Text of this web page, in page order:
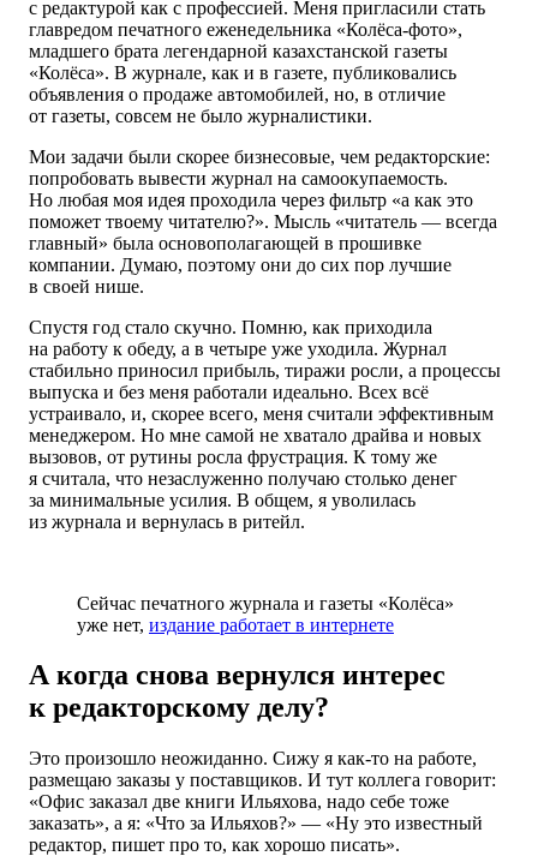
с редактурой как с профессией. Меня пригласили стать
главредом печатного еженедельника «Колёса-фото»,
младшего брата легендарной казахстанской газеты
«Колёса». В журнале, как и в газете, публиковались
объявления о продаже автомобилей, но, в отличие
от газеты, совсем не было журналистики.
Мои задачи были скорее бизнесовые, чем редакторские:
попробовать вывести журнал на самоокупаемость.
Но любая моя идея проходила через фильтр «а как это
поможет твоему читателю?». Мысль «читатель — всегда
главный» была основополагающей в прошивке
компании. Думаю, поэтому они до сих пор лучшие
в своей нише.
Спустя год стало скучно. Помню, как приходила
на работу к обеду, а в четыре уже уходила. Журнал
стабильно приносил прибыль, тиражи росли, а процессы
выпуска и без меня работали идеально. Всех всё
устраивало, и, скорее всего, меня считали эффективным
менеджером. Но мне самой не хватало драйва и новых
вызовов, от рутины росла фрустрация. К тому же
я считала, что незаслуженно получаю столько денег
за минимальные усилия. В общем, я уволилась
из журнала и вернулась в ритейл.
Сейчас печатного журнала и газеты «Колёса»
уже нет, издание работает в интернете
А когда снова вернулся интерес
к редакторскому делу?
Это произошло неожиданно. Сижу я как-то на работе,
размещаю заказы у поставщиков. И тут коллега говорит:
«Офис заказал две книги Ильяхова, надо себе тоже
заказать», а я: «Что за Ильяхов?» — «Ну это известный
редактор, пишет про то, как хорошо писать».